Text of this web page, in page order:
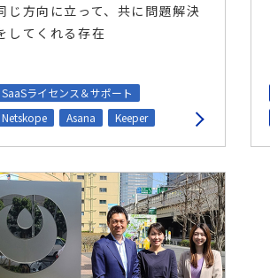
じ方向に立って、共に問題解決
してくれる存在
SaaSライセンス＆サポート
Netskope
Asana Keeper